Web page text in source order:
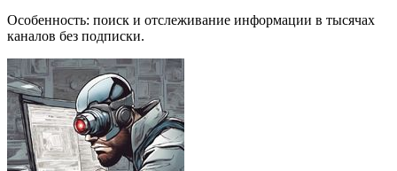
Особенность: поиск и отслеживание информации в тысячах
каналов без подписки.